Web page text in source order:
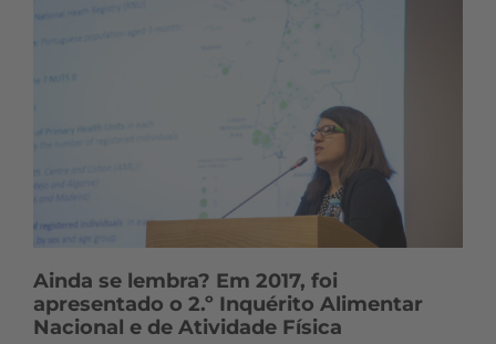
Ainda se lembra? Em 2017, foi
apresentado o 2.º Inquérito Alimentar
Nacional e de Atividade Física